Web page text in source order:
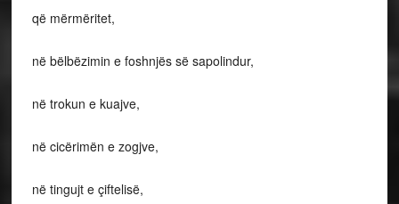
që mërmëritet,
në bëlbëzimin e foshnjës së sapolindur,
në trokun e kuajve,
në cicërimën e zogjve,
në tingujt e çiftelisë,